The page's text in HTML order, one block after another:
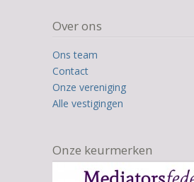
Over ons
Ons team
Contact
Onze vereniging
Alle vestigingen
Onze keurmerken